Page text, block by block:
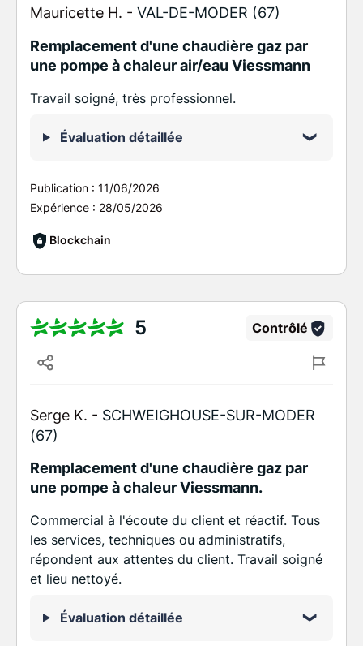
Mauricette H. - VAL-DE-MODER (67)
Remplacement d'une chaudière gaz par
une pompe à chaleur air/eau Viessmann
Travail soigné, très professionnel.
Évaluation détaillée
Publication : 11/06/2026
Expérience : 28/05/2026
Blockchain
5 Contrôlé
Serge K. - SCHWEIGHOUSE-SUR-MODER
(67)
Remplacement d'une chaudière gaz par
une pompe à chaleur Viessmann.
Commercial à l'écoute du client et réactif. Tous
les services, techniques ou administratifs,
répondent aux attentes du client. Travail soigné
et lieu nettoyé.
Évaluation détaillée